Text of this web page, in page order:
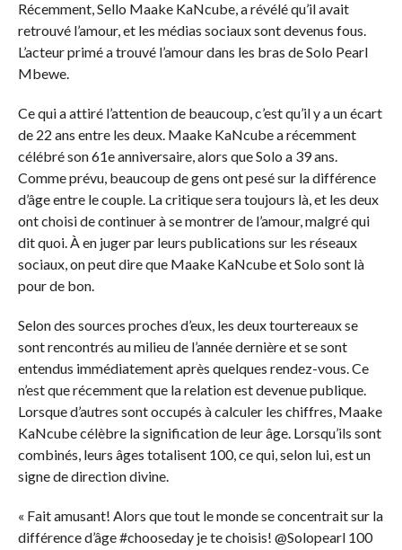
Récemment, Sello Maake KaNcube, a révélé qu’il avait
retrouvé l’amour, et les médias sociaux sont devenus fous.
L’acteur primé a trouvé l’amour dans les bras de Solo Pearl
Mbewe.
Ce qui a attiré l’attention de beaucoup, c’est qu’il y a un écart
de 22 ans entre les deux. Maake KaNcube a récemment
célébré son 61e anniversaire, alors que Solo a 39 ans.
Comme prévu, beaucoup de gens ont pesé sur la différence
d’âge entre le couple. La critique sera toujours là, et les deux
ont choisi de continuer à se montrer de l’amour, malgré qui
dit quoi. À en juger par leurs publications sur les réseaux
sociaux, on peut dire que Maake KaNcube et Solo sont là
pour de bon.
Selon des sources proches d’eux, les deux tourtereaux se
sont rencontrés au milieu de l’année dernière et se sont
entendus immédiatement après quelques rendez-vous. Ce
n’est que récemment que la relation est devenue publique.
Lorsque d’autres sont occupés à calculer les chiffres, Maake
KaNcube célèbre la signification de leur âge. Lorsqu’ils sont
combinés, leurs âges totalisent 100, ce qui, selon lui, est un
signe de direction divine.
« Fait amusant! Alors que tout le monde se concentrait sur la
différence d’âge #chooseday je te choisis! @Solopearl 100